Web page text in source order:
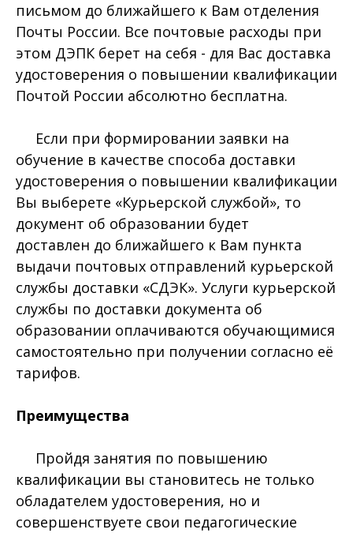
письмом до ближайшего к Вам отделения
Почты России. Все почтовые расходы при
этом ДЭПК берет на себя - для Вас доставка
удостоверения о повышении квалификации
Почтой России абсолютно бесплатна.
Если при формировании заявки на
обучение в качестве способа доставки
удостоверения о повышении квалификации
Вы выберете «Курьерской службой», то
документ об образовании будет
доставлен до ближайшего к Вам пункта
выдачи почтовых отправлений курьерской
службы доставки «СДЭК». Услуги курьерской
службы по доставки документа об
образовании оплачиваются обучающимися
самостоятельно при получении согласно её
тарифов.
Преимущества
Пройдя занятия по повышению
квалификации вы становитесь не только
обладателем удостоверения, но и
совершенствуете свои педагогические